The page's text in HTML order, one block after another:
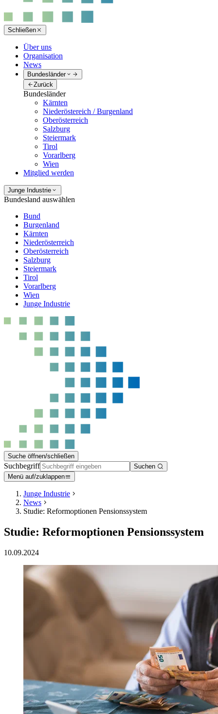
Schließen
Über uns
Organisation
News
Bundesländer
Zurück
Bundesländer
Kärnten
Niederöstereich / Burgenland
Oberösterreich
Salzburg
Steiermark
Tirol
Vorarlberg
Wien
Mitglied werden
Junge Industrie
Bundesland auswählen
Bund
Burgenland
Kärnten
Niederösterreich
Oberösterreich
Salzburg
Steiermark
Tirol
Vorarlberg
Wien
Junge Industrie
Suche öffnen/schließen
Suchbegriff
Suchen
Menü auf/zuklappen
Junge Industrie
News
Studie: Reformoptionen Pensionssystem
Studie: Reformoptionen Pensionssystem
10.09.2024